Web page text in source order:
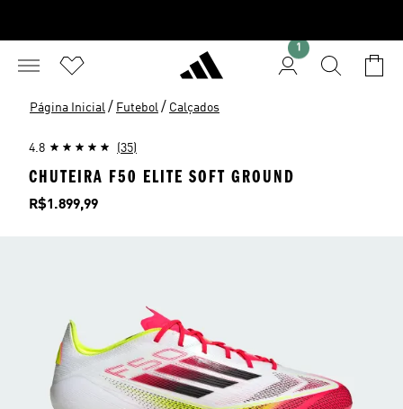
1
Página Inicial / Futebol / Calçados
4.8 (35)
CHUTEIRA F50 ELITE SOFT GROUND
Preço
R$1.899,99